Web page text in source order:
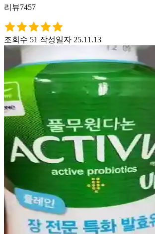
리뷰7457
조회수 51 작성일자 25.11.13